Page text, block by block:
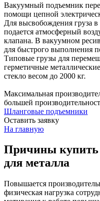
Вакуумный подъемник
помощи цепной
Для высвобождения груза в
подается атмосферный
клапана. В вакуумном
для быстрого выполнения
Типовые грузы для
герметичные
стекло весом до 2000 кг.
Максимальная
большей
Шланговые подъемники
Оставить заявку
На главную
Причины купить
для металла
Повышается
физическая нагрузка